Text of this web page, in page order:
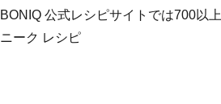
BONIQ 公式レシピサイトでは700以
ニーク レシピ